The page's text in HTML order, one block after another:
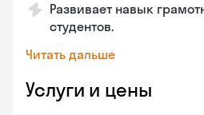
Развивает навык
студентов.
Читать дальше
Услуги и цены